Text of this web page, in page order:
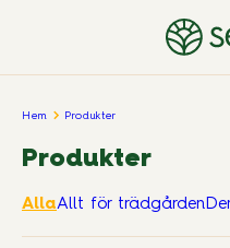
Hem Produkter
Produkter
AllaAllt för trädgården